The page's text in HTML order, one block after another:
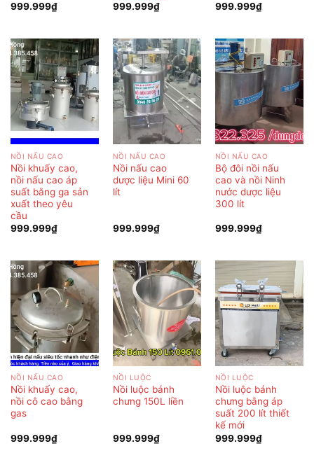
999.999₫
999.999₫ 999.999₫
NỒI NẤU CAO
Nồi khuấy cao,
nồi nấu cao áp
suất bằng ga sản
xuất theo yêu
cầu
999.999₫
NỒI NẤU CAO
Nồi nấu cao
dược liệu Mini 60
lít
999.999₫
NỒI NẤU CAO
Bộ đôi nồi nấu
cao và nồi Ninh
nước dược liệu
300 lít
999.999₫
NỒI NẤU CAO
Nồi khuấy cao,
nồi cô cao bằng
gas
999.999₫
NỒI LUỘC
Nồi luộc bánh
chưng 150L liền
999.999₫
NỒI LUỘC
Nồi luộc bánh
chưng bằng áp
suất 200 lít thiết
kế mới
999.999₫